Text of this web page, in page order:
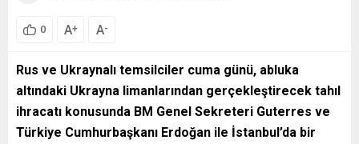
0 A+ A-
Rus ve Ukraynalı temsilciler cuma günü, abluka
altındaki Ukrayna limanlarından gerçekleştirecek tahıl
ihracatı konusunda BM Genel Sekreteri Guterres ve
Türkiye Cumhurbaşkanı Erdoğan ile İstanbul’da bir